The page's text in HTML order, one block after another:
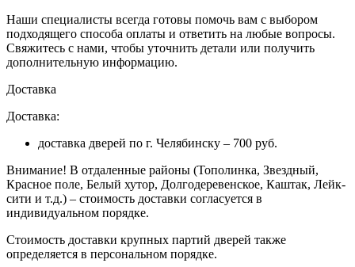
Наши специалисты всегда готовы помочь вам с выбором
подходящего способа оплаты и ответить на любые вопросы.
Свяжитесь с нами, чтобы уточнить детали или получить
дополнительную информацию.
Доставка
Доставка:
доставка дверей по г. Челябинску – 700 руб.
Внимание! В отдаленные районы (Тополинка, Звездный,
Красное поле, Белый хутор, Долгодеревенское, Каштак, Лейк-
сити и т.д.) – стоимость доставки согласуется в
индивидуальном порядке.
Стоимость доставки крупных партий дверей также
определяется в персональном порядке.